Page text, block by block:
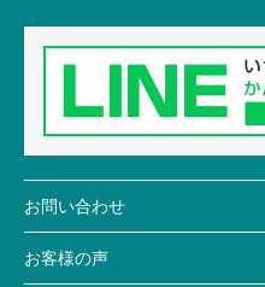
お問い合わせ
お客様の声